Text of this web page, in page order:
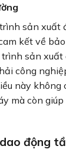
sản xuất
kết về
trình sản
công
này không
mà còn
động